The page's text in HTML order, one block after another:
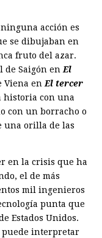
acción es
se dibujaban en
fruto del azar.
Saigón en El
Viena en El tercer
historia con una
con un borracho o
una orilla de las
en la crisis que ha
el de más
mil ingenieros
punta que
Estados Unidos.
puede interpretar